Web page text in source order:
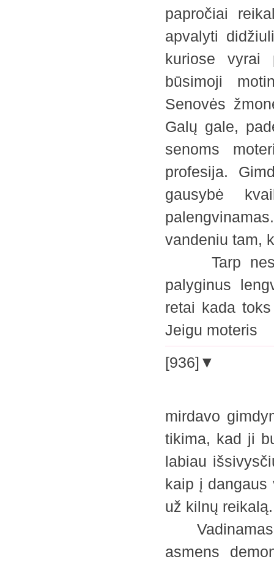
papročiai
apvalyti
kuriose vyrai
būsimoji
Senovės
Galų gale,
senoms
profesija.
gausybė
vandeniu tam,
Tarp
palyginus
retai kada
Jeigu
[936]▼
mirdavo
tikima, kad ji
labiau
kaip į dangaus
už kilnų reikalą.
asmens